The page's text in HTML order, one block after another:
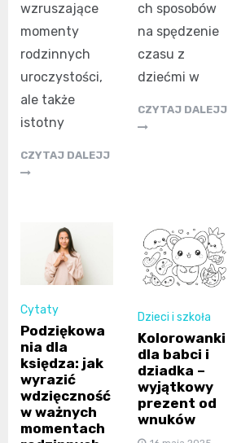
wzruszające
momenty
rodzinnych
uroczystości,
ale także
istotny
CZYTAJ DALEJJ
ch sposobów
na spędzenie
czasu z
dziećmi w
CZYTAJ DALEJJ
Cytaty
Podziękowa
nia dla
księdza: jak
wyrazić
wdzięczność
w ważnych
momentach
Dzieci i szkoła
Kolorowanki
dla babci i
dziadka –
wyjątkowy
prezent od
wnuków